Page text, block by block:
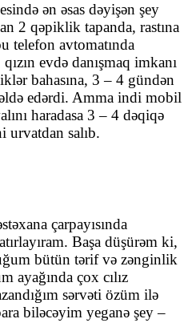
ən əsas dəyişən şey
2 qəpiklik tapanda, rastına
telefon avtomatında
evdə danışmaq imkanı
bahasına, 3 – 4 gündən
edərdi. Amma indi mobil
haradasa 3 – 4 dəqiqə
salıb.
çarpayısında
Başa düşürəm ki,
bütün tərif və zənginlik
ayağında çox cılız
sərvəti özüm ilə
biləcəyim yeganə şey –